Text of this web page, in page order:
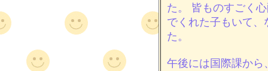
た。 皆ものすごく
でくれた子もいて
た。
午後には国際課か